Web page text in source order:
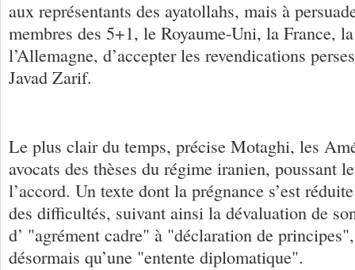
aux représentants des ayatollahs, mais à
membres des 5+1, le Royaume-Uni, la France,
l’Allemagne, d’accepter les revendications
Javad Zarif.
Le plus clair du temps, précise Motaghi, les
avocats des thèses du régime iranien, poussant
l’accord. Un texte dont la prégnance s’est
des difficultés, suivant ainsi la dévaluation de
d’ "agrément cadre" à "déclaration de
désormais qu’une "entente diplomatique".